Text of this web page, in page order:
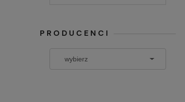
PRODUCENCI